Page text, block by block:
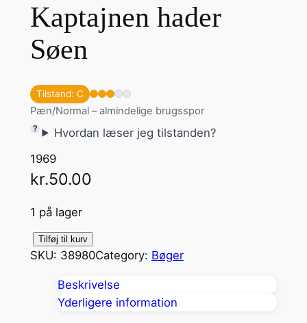
Kaptajnen hader
Søen
Tilstand: C
Pæn/Normal – almindelige brugsspor
Hvordan læser jeg tilstanden?
1969
kr.50.00
1 på lager
a
Tilføj til kurv
SKU: 38980Category: Bøger
Beskrivelse
Yderligere information